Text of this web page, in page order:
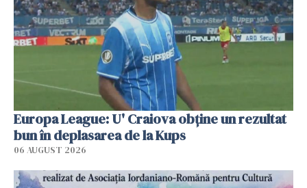
Europa League: U' Craiova obține un rezultat
bun în deplasarea de la Kups
06 AUGUST 2026